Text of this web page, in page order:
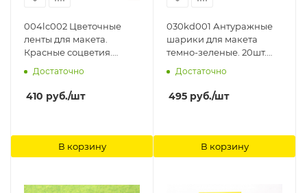
004lc002 Цветочные
ленты для макета.
Красные соцветия.
Morrison
Достаточно
410 руб./шт
В корзину
030kd001 Антуражные
шарики для макета
темно-зеленые. 20шт.
Morrison
Достаточно
495 руб./шт
В корзину